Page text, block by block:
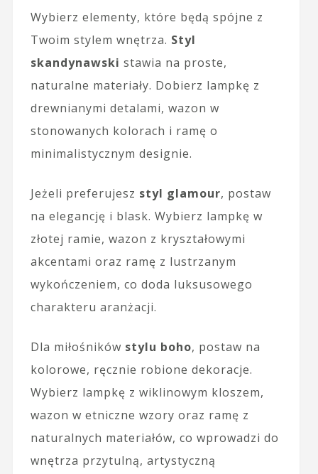
Wybierz elementy, które będą spójne z
Twoim stylem wnętrza. Styl
skandynawski stawia na proste,
naturalne materiały. Dobierz lampkę z
drewnianymi detalami, wazon w
stonowanych kolorach i ramę o
minimalistycznym designie.
Jeżeli preferujesz styl glamour, postaw
na elegancję i blask. Wybierz lampkę w
złotej ramie, wazon z kryształowymi
akcentami oraz ramę z lustrzanym
wykończeniem, co doda luksusowego
charakteru aranżacji.
Dla miłośników stylu boho, postaw na
kolorowe, ręcznie robione dekoracje.
Wybierz lampkę z wiklinowym kloszem,
wazon w etniczne wzory oraz ramę z
naturalnych materiałów, co wprowadzi do
wnętrza przytulną, artystyczną